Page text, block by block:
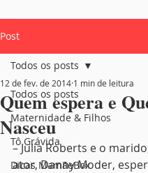
Post
Todos os posts
Maternidade & Filhos
Tô Grávida
Dicas MamãeBox
Todos os posts
Quem espera e
Nasceu
12 de fev. de 2014 1 min de leitura
– Julia Roberts e o
ator, Danny Moder,